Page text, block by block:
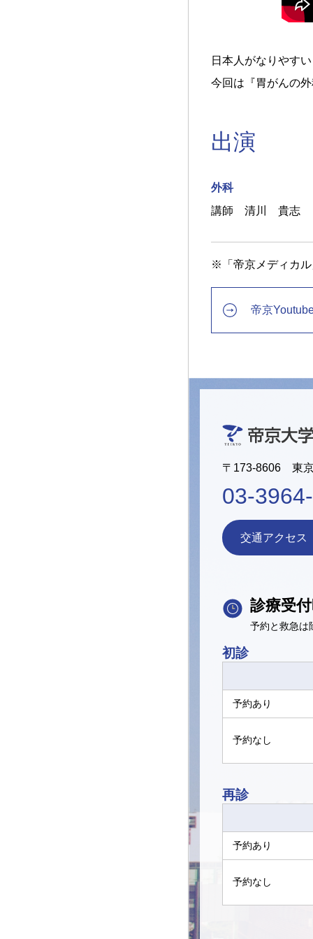
日本人がなりやす
今回は『胃がんの
出演
外科
講師 清川 貴志
※「帝京メディカ
帝京
〒173-8606 東
03-
交通アクセス
診療受
予約と救急は
初診
予約あり
予約なし
再診
予約あり
予約なし